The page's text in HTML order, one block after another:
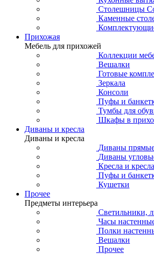
Столешницы
Каменные
Прихожая
Мебель для прихожей
Коллекции
Вешалки
Готовые
Зеркала
Консоли
Пуфы и
Тумбы для
Шкафы в
Диваны и кресла
Диваны и кресла
Диваны
Диваны
Кресла и
Пуфы и
Кушетки
Прочее
Предметы интерьера
Светильники,
Часы
Полки
Вешалки
Прочее